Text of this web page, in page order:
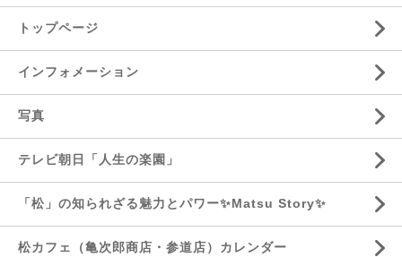
トップページ
インフォメーション
写真
テレビ朝日「人生の楽園」
「松」の知られざる魅力とパワー✨Matsu Story✨
松カフェ（亀次郎商店・参道店）カレンダー